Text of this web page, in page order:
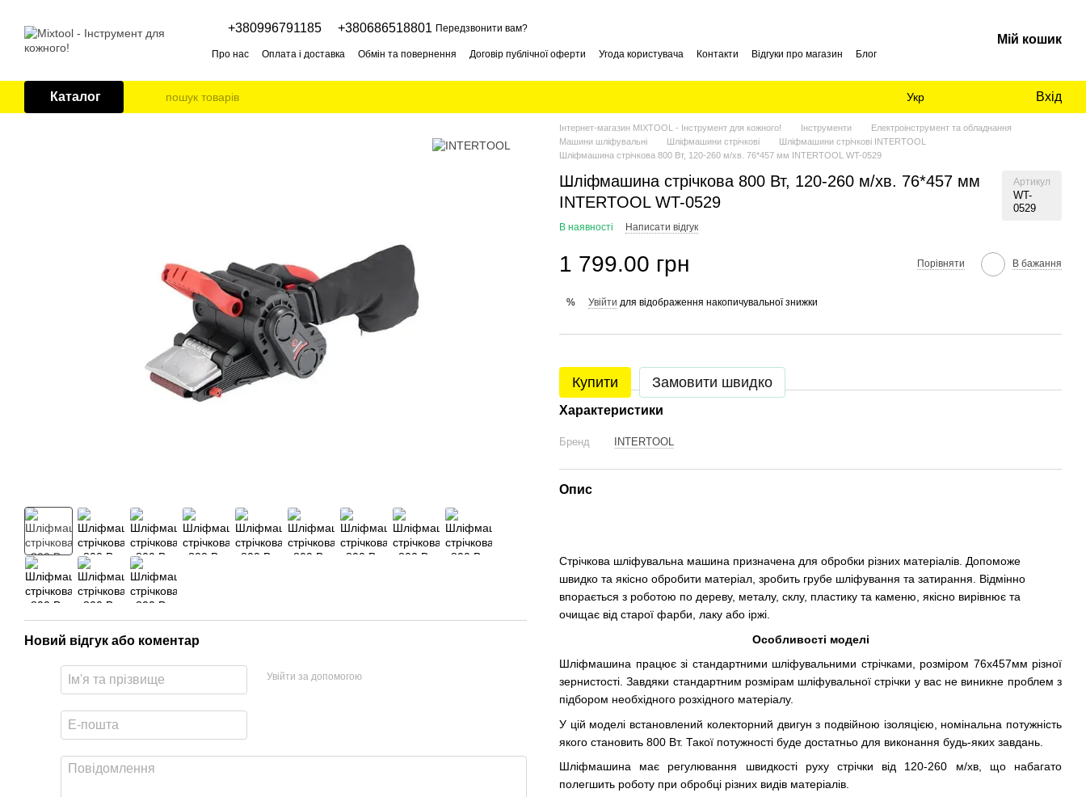
+380996791185 +380686518801 Передзвонити вам?
Про нас Оплата і доставка Обмін та повернення Договір публічної оферти Угода користувача Контакти Відгуки про магазин Блог
Мій кошик
Каталог Укр Вхід
Новий відгук або коментар
Увійти за допомогою
Інтернет-магазин MIXTOOL - Інструмент для кожного! Інструменти
Електроінструмент та обладнання
Машини шліфувальні
Шліфмашини стрічкові
Шліфмашини стрічкові INTERTOOL
Шліфмашина стрічкова 800 Вт, 120-260 м/хв. 76*457 мм INTERTOOL WT-0529
Шліфмашина стрічкова 800 Вт, 120-260 м/хв. 76*457 мм
INTERTOOL WT-0529
Артикул
WT-
0529
В наявності Написати відгук
1 799.00 грн Порівняти В бажання
% Увійти для відображення накопичувальної знижки
Купити Замовити швидко
Характеристики
Бренд INTERTOOL
Опис
Стрічкова шліфувальна машина призначена для обробки різних матеріалів. Допоможе
швидко та якісно обробити матеріал, зробить грубе шліфування та затирання. Відмінно
впорається з роботою по дереву, металу, склу, пластику та каменю, якісно вирівнює та
очищає від старої фарби, лаку або іржі.
Особливості моделі
Шліфмашина працює зі стандартними шліфувальними стрічками, розміром 76х457мм різної
зернистості. Завдяки стандартним розмірам шліфувальної стрічки у вас не виникне проблем з
підбором необхідного розхідного матеріалу.
У цій моделі встановлений колекторний двигун з подвійною ізоляцією, номінальна потужність
якого становить 800 Вт. Такої потужності буде достатньо для виконання будь-яких завдань.
Шліфмашина має регулювання швидкості руху стрічки від 120-260 м/хв, що набагато
полегшить роботу при обробці різних видів матеріалів.